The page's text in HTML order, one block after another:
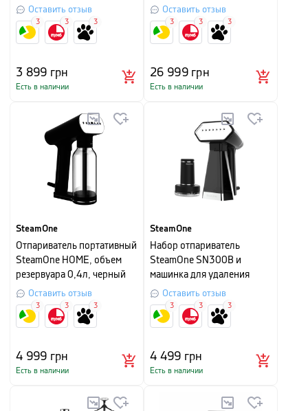
Оставить отзыв
3 899 грн
Есть в наличии
3 3 3
резервуара 2,5л, черный
Оставить отзыв
26 999грн
Есть в наличии
3 3 3
SteamOne
Отпариватель портативный
SteamOne HOME, объем
резервуара 0,4л, черный
Оставить отзыв
4 999 грн
Есть в наличии
3 3 3
SteamOne
Набор отпариватель
SteamOne SN300B и
машинка для удаления
катышков SteamOne RP10B
Оставить отзыв
4 499 грн
Есть в наличии
3 3 3